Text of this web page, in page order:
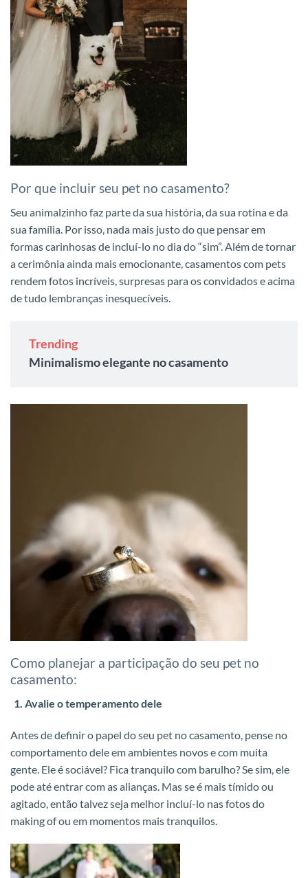
Por que incluir seu pet no casamento?
Seu animalzinho faz parte da sua história, da sua rotina e da
sua família. Por isso, nada mais justo do que pensar em
formas carinhosas de incluí-lo no dia do “sim”. Além de tornar
a cerimônia ainda mais emocionante, casamentos com pets
rendem fotos incríveis, surpresas para os convidados e acima
de tudo lembranças inesquecíveis.
Trending
Minimalismo elegante no casamento
Como planejar a participação do seu pet no
casamento:
Avalie o temperamento dele
Antes de definir o papel do seu pet no casamento, pense no
comportamento dele em ambientes novos e com muita
gente. Ele é sociável? Fica tranquilo com barulho? Se sim, ele
pode até entrar com as alianças. Mas se é mais tímido ou
agitado, então talvez seja melhor incluí-lo nas fotos do
making of ou em momentos mais tranquilos.